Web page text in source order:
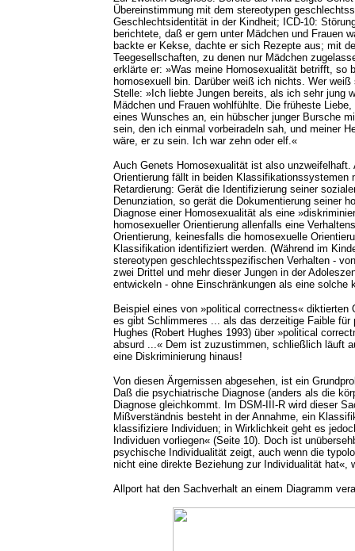
Übereinstimmung mit dem stereotypen
Geschlechtsidentität in der Kindheit; ICD-10:
berichtete, daß er gern unter Mädchen und Frauen
backte er Kekse, dachte er sich Rezepte aus; mit
Teegesellschaften, zu denen nur Mädchen
erklärte er: »Was meine Homosexualität betrifft, so
homosexuell bin. Darüber weiß ich nichts. Wer
Stelle: »Ich liebte Jungen bereits, als ich sehr jung
Mädchen und Frauen wohlfühlte. Die früheste
eines Wunsches an, ein hübscher junger Bursche
sein, den ich einmal vorbeiradeln sah, und meiner
wäre, er zu sein. Ich war zehn oder elf.«
Auch Genets Homosexualität ist also
Orientierung fällt in beiden
Retardierung: Gerät die Identifizierung seiner
Denunziation, so gerät die Dokumentierung seiner
Diagnose einer Homosexualität als eine
homosexueller Orientierung allenfalls eine
Orientierung, keinesfalls die homosexuelle
Klassifikation identifiziert werden. (Während im
stereotypen geschlechtsspezifischen Verhalten -
zwei Drittel und mehr dieser Jungen in der
entwickeln - ohne Einschränkungen als eine solche
Beispiel eines von »political correctness«
es gibt Schlimmeres ... als das derzeitige Faible
Hughes (Robert Hughes 1993) über »political
absurd ...« Dem ist zuzustimmen, schließlich läuft
eine Diskriminierung hinaus!
Von diesen Ärgernissen abgesehen, ist ein
Daß die psychiatrische Diagnose (anders als die
Diagnose gleichkommt. Im DSM-III-R wird dieser
Mißverständnis besteht in der Annahme, ein
klassifiziere Individuen; in Wirklichkeit geht es
Individuen vorliegen« (Seite 10). Doch ist
psychische Individualität zeigt, auch wenn die
nicht eine direkte Beziehung zur Individualität hat«,
Allport hat den Sachverhalt an einem Diagramm